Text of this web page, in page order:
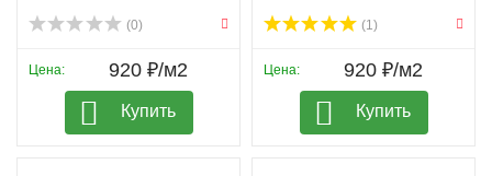
(0)
Цена: 920 ₽/м2
Купить
(1)
Цена: 920 ₽/м2
Купить